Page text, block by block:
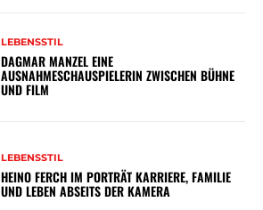
LEBENSSTIL
DAGMAR MANZEL EINE
AUSNAHMESCHAUSPIELERIN ZWISCHEN BÜHNE
UND FILM
LEBENSSTIL
HEINO FERCH IM PORTRÄT KARRIERE, FAMILIE
UND LEBEN ABSEITS DER KAMERA